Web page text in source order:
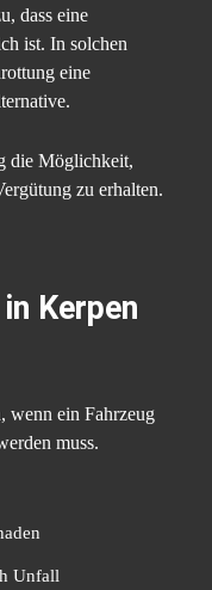
dass eine
ist. In solchen
eine
die Möglichkeit,
zu erhalten.
Kerpen
wenn ein Fahrzeug
muss.
Unfall